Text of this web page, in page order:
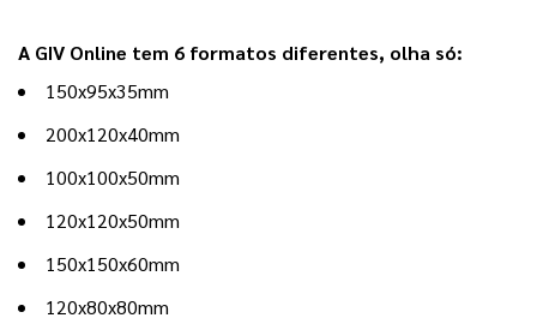
A GIV Online tem 6 formatos diferentes, olha só:
150x95x35mm
200x120x40mm
100x100x50mm
120x120x50mm
150x150x60mm
120x80x80mm